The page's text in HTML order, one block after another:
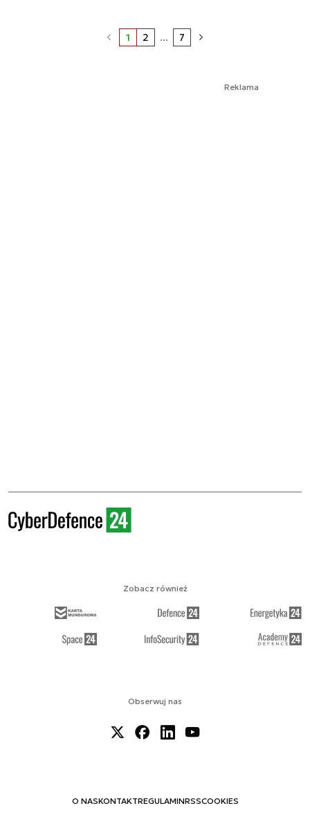
1 2 ... 7
Reklama
Obserwuj nas
O NASKONTAKTREGULAMINRSSCOOKIES
Zobacz również